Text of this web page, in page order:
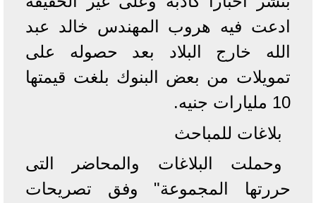
ادعت فيه هروب المهندس خالد عبد
الله خارج البلاد بعد حصوله على
تمويلات من بعض البنوك بلغت قيمتها
10 مليارات جنيه.
بلاغات للمباحث
وحملت البلاغات والمحاضر التى
حررتها المجموعة" وفق تصريحات